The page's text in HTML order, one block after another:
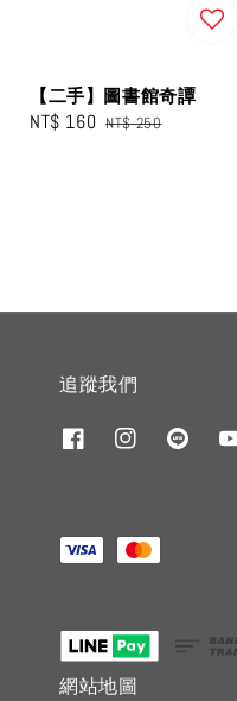
【二手】圖書館奇譚
Sale
NT$ 160 Regular
NT$ 250
追蹤我們
網站地圖